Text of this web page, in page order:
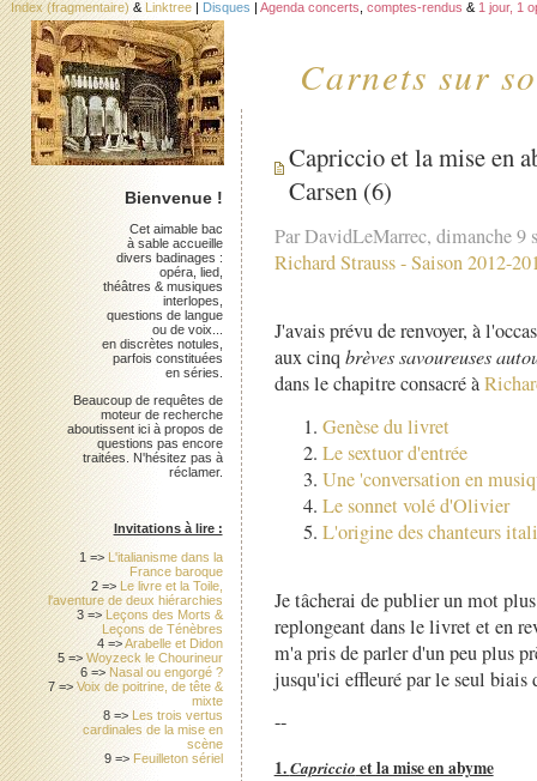
Carnets sur
Index (fragmentaire) & Linktree | Disques | Agenda concerts comptes-rendus & 1 jour, 1
Capriccio et la mise en
Carsen (6)
Par DavidLeMarrec, dimanche 9
Richard Strauss-Saison 2012-
J'avais prévu de renvoyer, à
aux cinq brèves savoureuses
dans le chapitre consacré à
Genèse du livret
Le sextuor d'entrée
Une 'conversation en
Le sonnet volé d'Olivier
L'origine des chanteurs
Je tâcherai de publier un mot
replongeant dans le livret et en
m'a pris de parler d'un peu plus
jusqu'ici effleuré par le seul biais
--
1.Capriccio et la mise en abyme
Bienvenue !
Cet aimable bac
à sable accueille
divers badinages :
opéra, lied,
théâtres & musiques
interlopes,
questions de langue
ou de voix...
en discrètes notules,
parfois constituées
en séries.
Beaucoup de requêtes de
moteur de recherche
aboutissent ici à propos de
questions pas encore
traitées. N'hésitez pas à
réclamer.
Invitations à lire :
1 => L'italianisme dans la
France baroque
2 => Le livre et la Toile,
l'aventure de deux hiérarchies
3 => Leçons des Morts &
Leçons de Ténèbres
4 =>Arabelle et Didon
5 =>Woyzeck le Chourineur
6 => Nasal ou engorgé ?
7 =>Voix de poitrine, de tête &
mixte
8 => Les trois vertus
cardinales de la mise en
scène
9 => Feuilleton sériel